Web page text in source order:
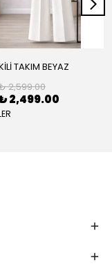
TAKIM BEYAZ
2,599.00
2,499.00